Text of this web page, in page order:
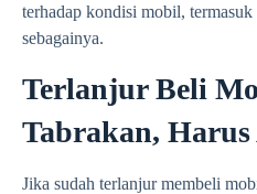
terhadap kondisi mobil,
sebagainya.
Terlanjur Beli
Tabrakan, Harus
Jika sudah terlanjur membeli